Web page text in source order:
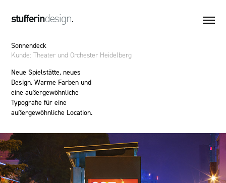
Sonnendeck
Kunde: Theater und Orchester Heidelberg
Neue Spielstätte, neues
Design. Warme Farben und
eine außergewöhnliche
Typografie für eine
außergewöhnliche Location.